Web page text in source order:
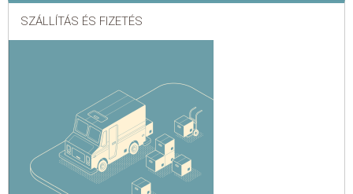
SZÁLLÍTÁS ÉS FIZETÉS